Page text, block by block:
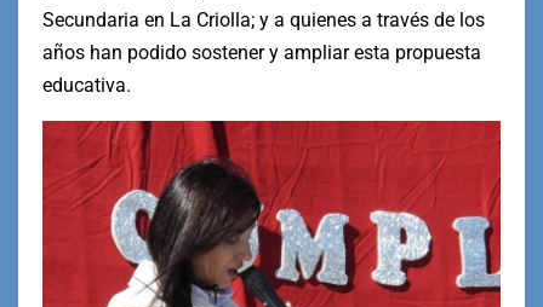
Secundaria en La Criolla; y a quienes a través de los
años han podido sostener y ampliar esta propuesta
educativa.